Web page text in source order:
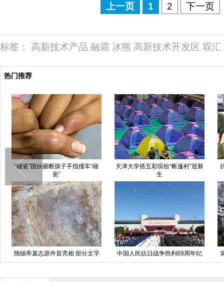
上一页 1 2 下一页
标签： 高新技术产品 融霜 冰熊 高新技术开发区 双汇
热门推荐
图片故事：即将消失的磨刀工 走
街串巷喊生意
山西洪洞县兴唐寺乡书记带队酒后
砸饭店
泰安卜蜂莲花超市一购物班车起火 碧池中的阳光男孩潘世云